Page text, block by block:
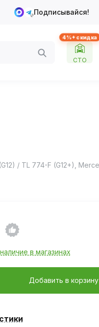
Подписывайся!
4%+ скидка
СТО
в магазинах
Добавить в корзину